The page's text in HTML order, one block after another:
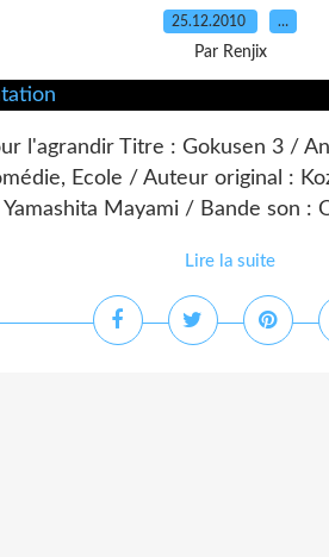
25.12.2010 …
Par Renjix
l'agrandir Titre : Gokusen 3 /
Ecole / Auteur original :
Yamashita Mayami / Bande son
Lire la suite